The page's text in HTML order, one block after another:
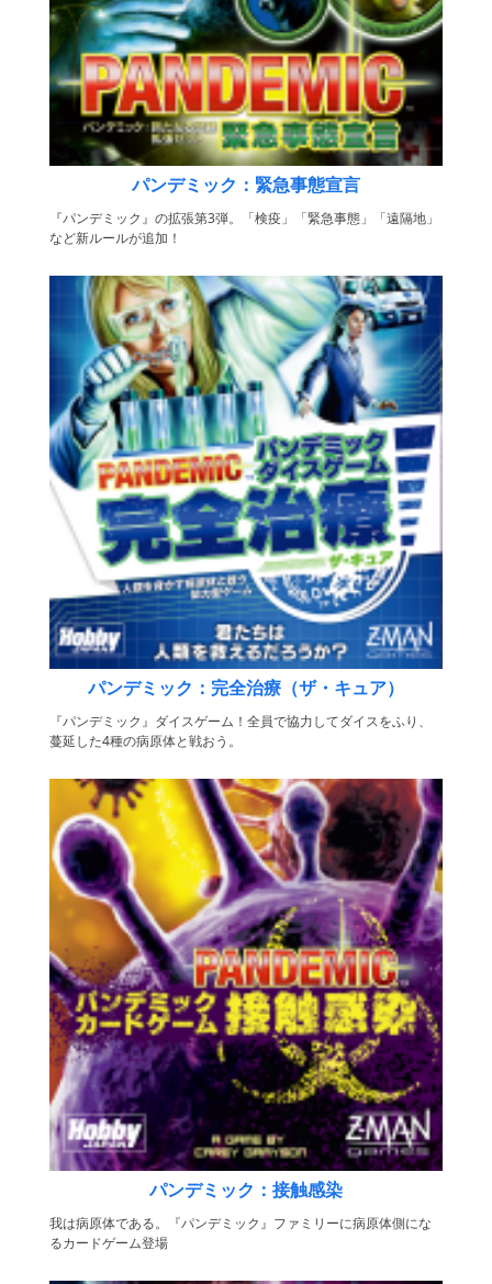
パンデミック：緊急事態宣言
『パンデミック』の拡張第3弾。「検疫」「緊急事態」「遠隔地」
など新ルールが追加！
パンデミック：完全治療（ザ・キュア）
『パンデミック』ダイスゲーム！全員で協力してダイスをふり、
蔓延した4種の病原体と戦おう。
パンデミック：接触感染
我は病原体である。『パンデミック』ファミリーに病原体側にな
るカードゲーム登場